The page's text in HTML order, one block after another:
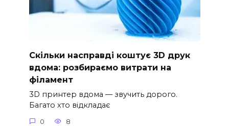
Скільки насправді коштує 3D друк
вдома: розбираємо витрати на
філамент
3D принтер вдома — звучить дорого.
Багато хто відкладає
0 8